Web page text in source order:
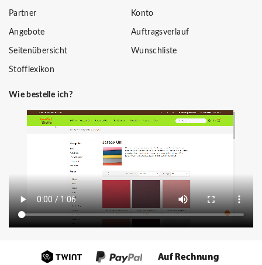
Partner
Angebote
Seitenübersicht
Stofflexikon
Konto
Auftragsverlauf
Wunschliste
Wie bestelle ich?